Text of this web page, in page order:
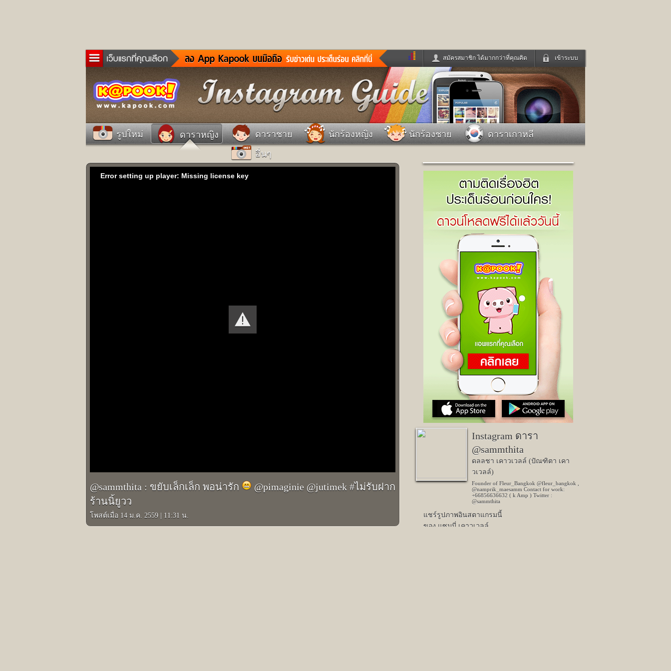
เข้าระบบ
สมัครสมาชิก ได้มากกว่าที่คุณคิด
ข่าวด่วน ข่าวสั้น ข่าวดารา
ดูทีวี
ละคร
หนังใหม่ ฟังเพลง
ฟังวิทยุออนไลน์
เกม
หมากรุกไทย แชทหมากฮอส
Glitter
แต่งงาน
แม่และเด็ก
ดูดวง
ทำนายฝัน สุขภาพ
สัตว์เลี้ยง
ผู้ชาย
ผลบอล บ้านและการตกแต่ง
ท่องเที่ยว
แวะชิมแวะพัก
dictionary
เช็คความเร็วเน็ต
Facebook
Twitter
เข้าระบบด้วย User Kapook
Email
Password
เข้าระบบด้วย Facebook
รูปใหม่ ดาราหญิง ดาราชาย นักร้องหญิง นักร้องชาย
ดาราเกาหลี
อื่นๆ
Error setting up player: Missing license key
@sammthita : ขยับเล็กเล็ก พอน่ารัก
@pimaginie @jutimek #ไม่รับฝาก
ร้านนิ้ยูวว
โพสต์เมื่อ 14 ม.ค. 2559 11:31 น.
Instagram ดารา
@sammthita
ดลลชา เคาวเวลล์ (ปัณฑิตา เคา
วเวลล์)
Founder of Fleur_Bangkok @fleur_bangkok ,
@namprik_maesamm Contact for work:
+66856636632 ( k Amp ) Twitter :
@sammthita
แชร์รูปภาพอินสตาแกรมนี้
ของ แซมมี่ เคาวเวลล์